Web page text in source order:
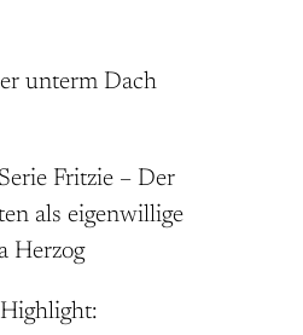
unterm Dach
Fritzie – Der
als eigenwillige
Herzog